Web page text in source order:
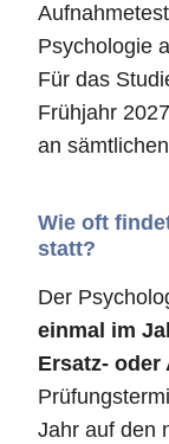
Psychologie
Für das
Frühjahr
an
Wie oft
statt?
Der
einmal im
Ersatz-
Jahr auf den